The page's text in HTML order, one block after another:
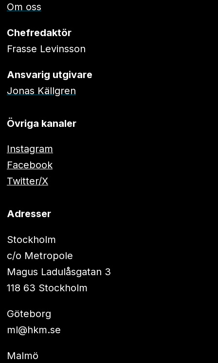
Om oss
Chefredaktör
Frasse Levinsson
Ansvarig utgivare
Jonas Källgren
Övriga kanaler
Instagram
Facebook
Twitter/X
Adresser
Stockholm
c/o Metropole
Magus Ladulåsgatan 3
118 63 Stockholm
Göteborg
ml@hkm.se
Malmö